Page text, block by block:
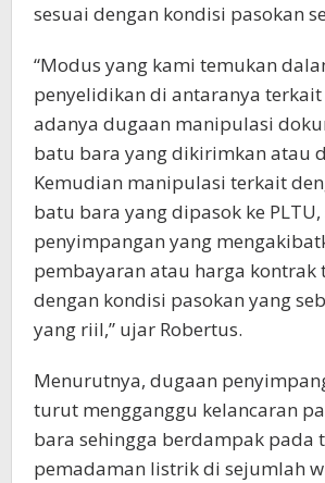
sesuai dengan kondisi pasokan
“Modus yang kami temukan
penyelidikan di antaranya terkait
adanya dugaan manipulasi
batu bara yang dikirimkan atau
Kemudian manipulasi terkait
batu bara yang dipasok ke
penyimpangan yang
pembayaran atau harga kontrak
dengan kondisi pasokan yang
yang riil,” ujar Robertus.
Menurutnya, dugaan
turut mengganggu kelancaran
bara sehingga berdampak pada
pemadaman listrik di sejumlah